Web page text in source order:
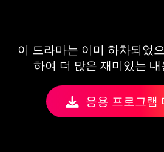
이 드라마는 이미 하차되었
하여 더 많은 재미있는
응용 프로그램